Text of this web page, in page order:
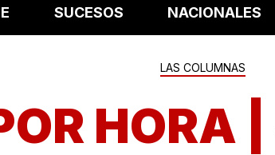
SUCESOS NACIONALES
LAS COLUMNAS
HORA |